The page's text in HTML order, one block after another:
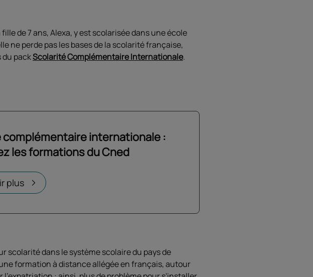
de 7 ans, Alexa, y est scolarisée dans une école
ne perde pas les bases de la scolarité française,
du packScolarité Complémentaire Internationale.
complémentaire internationale :
les formations du Cned
plus
un nouvel onglet
scolarité dans le système scolaire du pays de
formation à distance allégée en français, autour